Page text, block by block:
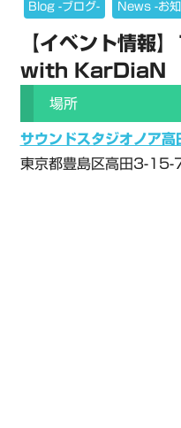
Blog -ブログ- News -お
【イベント情
with KarDiaN
場所
サウンドスタジオノア高
東京都豊島区高田3-15-